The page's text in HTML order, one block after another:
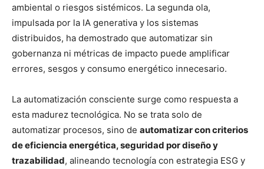
ambiental o riesgos sistémicos. La segunda ola,
impulsada por la IA generativa y los sistemas
distribuidos, ha demostrado que automatizar sin
gobernanza ni métricas de impacto puede amplificar
errores, sesgos y consumo energético innecesario.
La automatización consciente surge como respuesta a
esta madurez tecnológica. No se trata solo de
automatizar procesos, sino de automatizar con criterios
de eficiencia energética, seguridad por diseño y
trazabilidad, alineando tecnología con estrategia ESG y